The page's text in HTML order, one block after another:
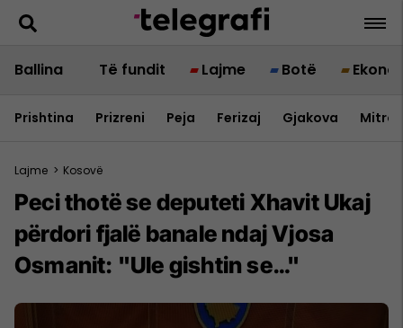
Ballina Të fundit Lajme Botë
Prishtina Prizreni Peja Ferizaj Gjakova
Lajme > Kosovë
Peci thotë se deputeti Xhavit Ukaj
përdori fjalë banale ndaj Vjosa
Osmanit: "Ule gishtin se…"